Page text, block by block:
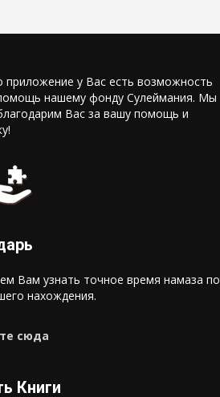
приложение у Вас есть возможность
нашему фонду Сулеймания. Мы
Вас за вашу помощь и
Вам узнать точное время намаза по
нахождения.
сюда
Книги